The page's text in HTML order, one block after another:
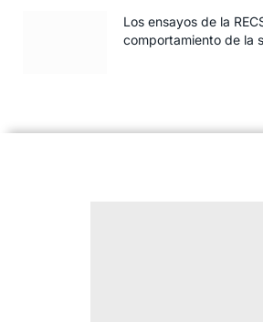
Los ensayos de la
comportamiento de la